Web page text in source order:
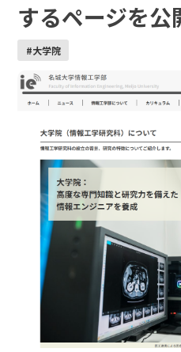
するページを公
#大学院